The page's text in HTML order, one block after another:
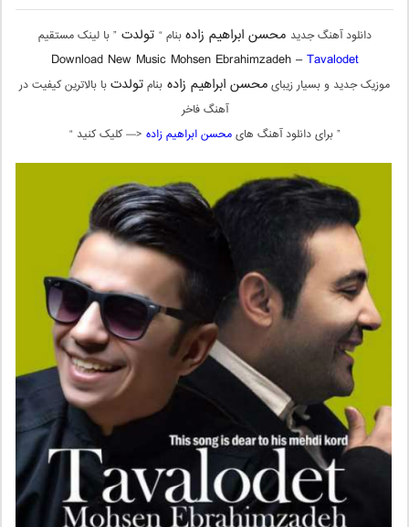
دانلود آهنگ جدید محسن ابراهیم زادهبنام “ تولدت” با لینک مستقیم
Download New Music Mohsen Ebrahimzadeh –Tavalodet
موزیک جدید و بسیار زیبایمحسن ابراهیم زاده بنامتولدتبا بالاترین کیفیت در
آهنگ فاخر
” برای دانلود آهنگ هایمحسن ابراهیم زاده <— کلیک کنید “